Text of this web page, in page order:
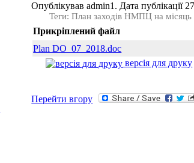
Опублікував admin1. Дата публікації
Теги: План заходів НМПЦ на мiсяць
Прикріплений файл
Plan DO_07_2018.doc
версія для друку
Перейти вгору